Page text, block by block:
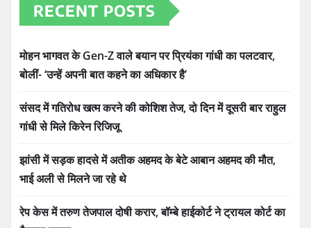
RECENT POSTS
मोहन भागवत के Gen-Z वाले बयान पर प्रियंका गांधी का पलटवार,
बोलीं- ‘उन्हें अपनी बात कहने का अधिकार है’
संसद में गतिरोध खत्म करने की कोशिश तेज, दो दिन में दूसरी बार राहुल
गांधी से मिले किरेन रिजिजू
झांसी में सड़क हादसे में अतीक अहमद के बेटे आबान अहमद की मौत,
भाई अली से मिलने जा रहे थे
रेप केस में तरुण तेजपाल दोषी करार, बॉम्बे हाईकोर्ट ने ट्रायल कोर्ट का